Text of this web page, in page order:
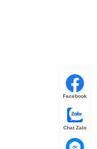
Facebook
Chat Zalo